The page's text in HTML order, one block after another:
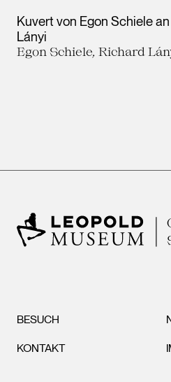
Kuvert von Egon Schiele
Lányi
Egon Schiele, Richard
BESUCH
KONTAKT